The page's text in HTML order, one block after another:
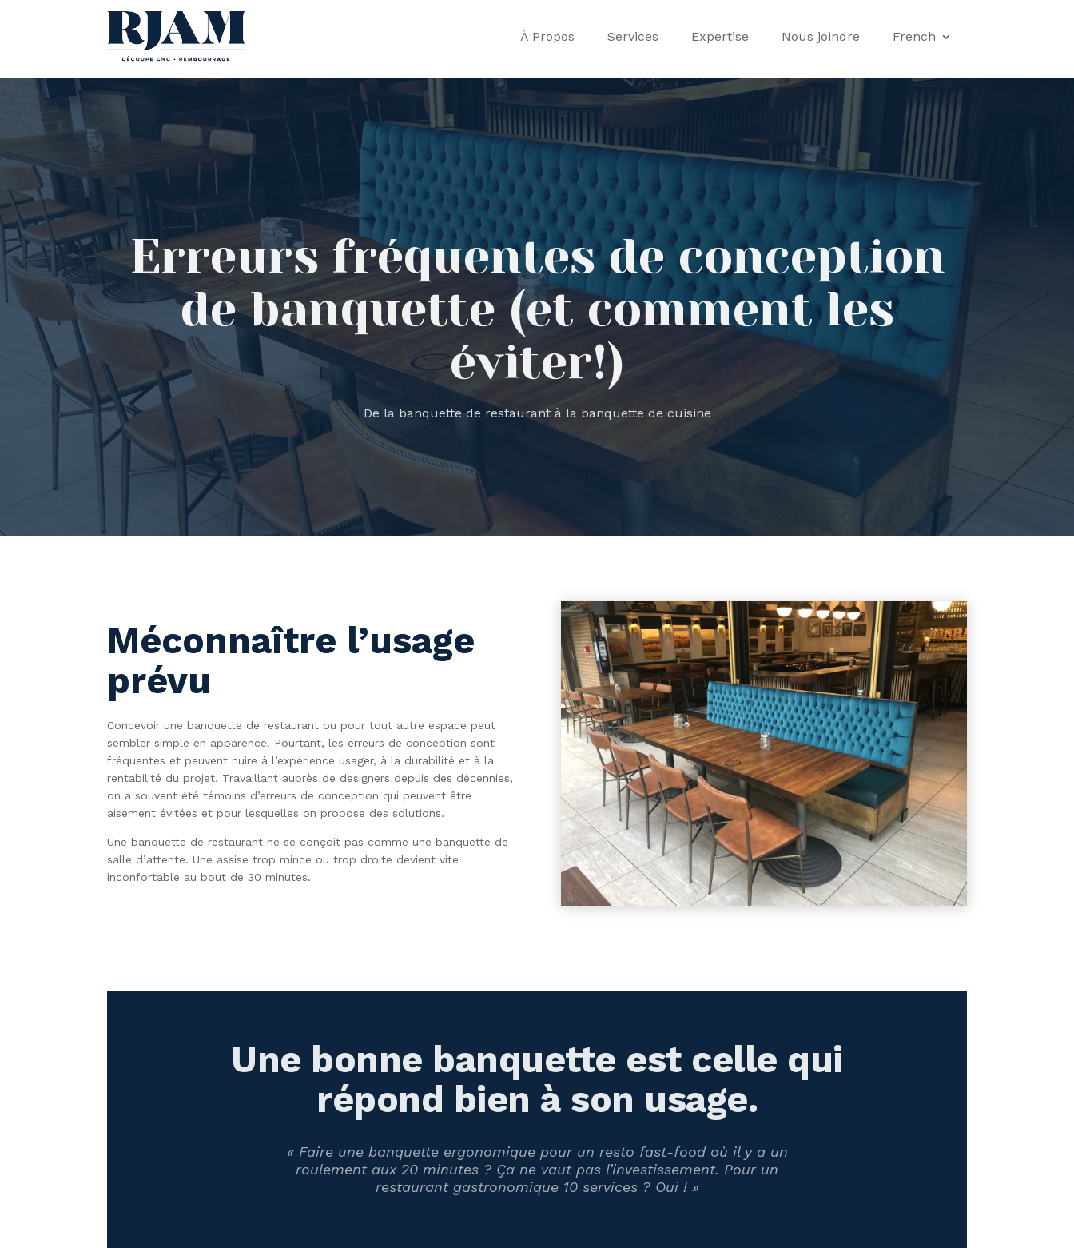
À Propos Services Expertise Nous joindre French
Erreurs fréquentes de conception
de banquette (et comment les
éviter!)
De la banquette de restaurant à la banquette de cuisine
Méconnaître l’usage
prévu
Concevoir une banquette de restaurant ou pour tout autre espace peut
sembler simple en apparence. Pourtant, les erreurs de conception sont
fréquentes et peuvent nuire à l’expérience usager, à la durabilité et à la
rentabilité du projet. Travaillant auprès de designers depuis des décennies,
on a souvent été témoins d’erreurs de conception qui peuvent être
aisément évitées et pour lesquelles on propose des solutions.
Une banquette de restaurant ne se conçoit pas comme une banquette de
salle d’attente. Une assise trop mince ou trop droite devient vite
inconfortable au bout de 30 minutes.
Une bonne banquette est celle qui
répond bien à son usage.
« Faire une banquette ergonomique pour un resto fast-food où il y a un
roulement aux 20 minutes ? Ça ne vaut pas l’investissement. Pour un
restaurant gastronomique 10 services ? Oui ! »